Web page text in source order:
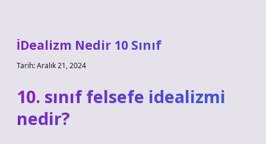
İDealizm Nedir 10 Sınıf
Tarih: Aralık 21, 2024
10. sınıf felsefe idealizmi
nedir?